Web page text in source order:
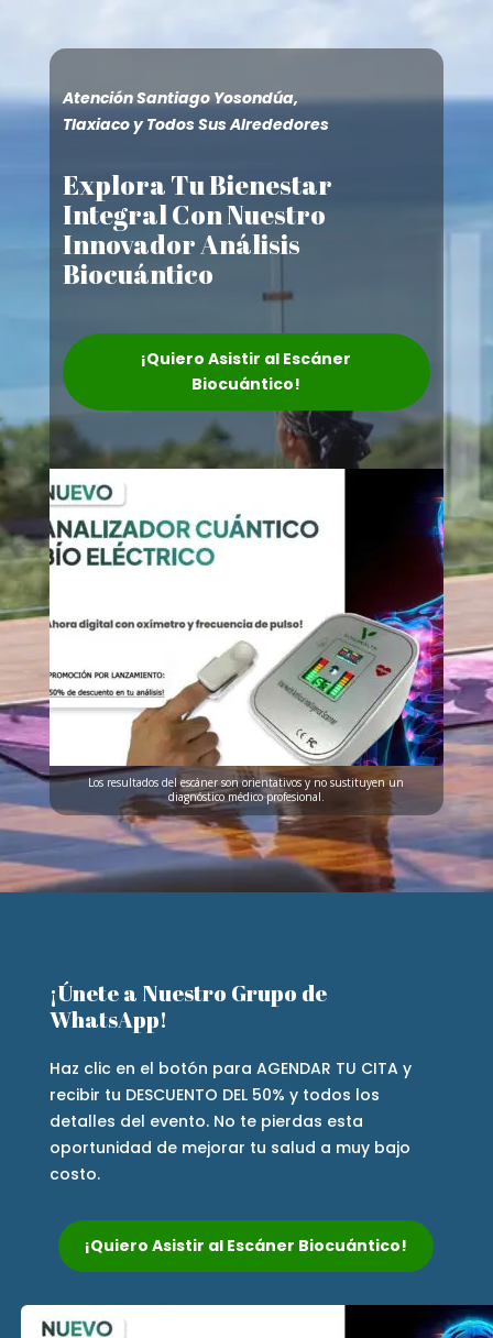
Atención Santiago Yosondúa,
Tlaxiaco y Todos Sus Alrededores
Explora Tu Bienestar
Integral Con Nuestro
Innovador Análisis
Biocuántico
¡Quiero Asistir al Escáner
Biocuántico!
Los resultados del escáner son orientativos y no sustituyen un
diagnóstico médico profesional.
¡Únete a Nuestro Grupo de
WhatsApp!
Haz clic en el botón para AGENDAR TU CITA y
recibir tu DESCUENTO DEL 50% y todos los
detalles del evento. No te pierdas esta
oportunidad de mejorar tu salud a muy bajo
costo.
¡Quiero Asistir al Escáner Biocuántico!